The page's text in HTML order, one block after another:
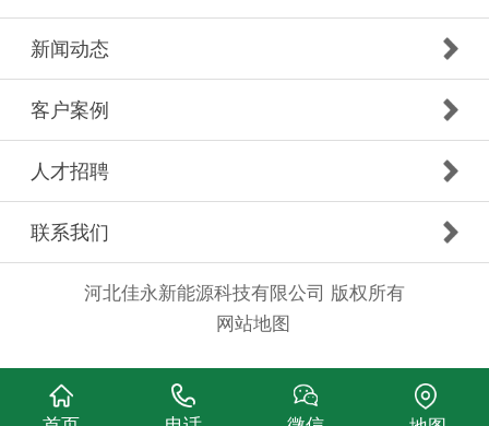
新闻动态
客户案例
人才招聘
联系我们
河北佳永新能源科技有限公司 版权所有
网站地图